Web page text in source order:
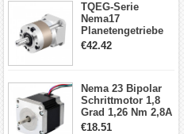
TQEG-Serie
Nema17
Planetengetriebe
10:1 Spiel 15Arc-
€42.42
Nema 23 Bipolar
Schrittmotor 1,8
Grad 1,26 Nm 2,8A
2,5V 4 Drähte
€18.51